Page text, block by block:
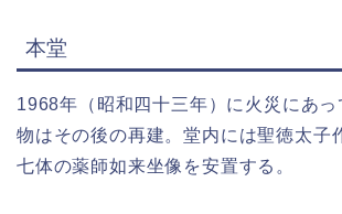
本堂
1968年（昭和四十三年）に火災にあ
物はその後の再建。堂内には聖徳太子
七体の薬師如来坐像を安置する。